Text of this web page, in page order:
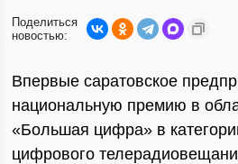
Поделиться
новостью:
Впервые саратовское
национальную премию в
«Большая цифра» в
цифрового